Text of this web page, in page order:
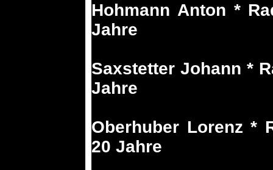
Hohmann Anton *
Jahre
Saxstetter Johann *
Jahre
Oberhuber Lorenz *
20 Jahre